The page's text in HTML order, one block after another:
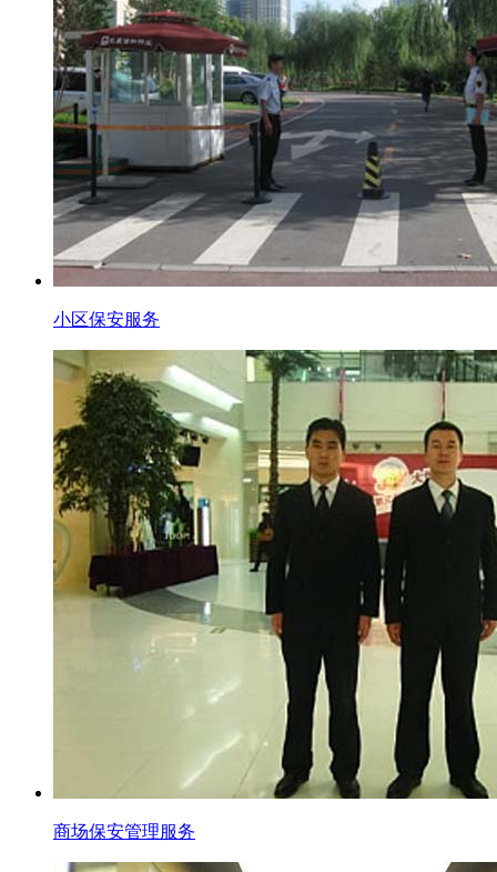
小区保安服务
商场保安管理服务